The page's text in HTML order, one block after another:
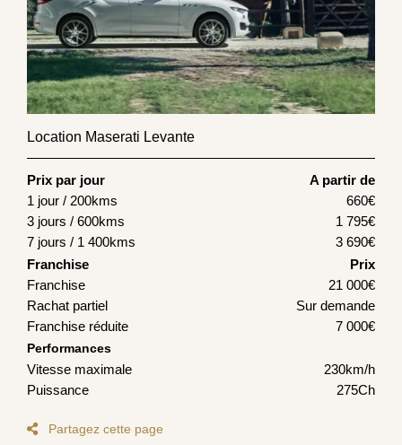
Location Maserati Levante
Prix par jour
A partir de
1 jour / 200kms
660€
3 jours / 600kms
1 795€
7 jours / 1 400kms
3 690€
Franchise
Prix
Franchise
21 000€
Rachat partiel
Sur demande
Franchise réduite
7 000€
Performances
Vitesse maximale
230km/h
Puissance
275Ch
Partagez cette page